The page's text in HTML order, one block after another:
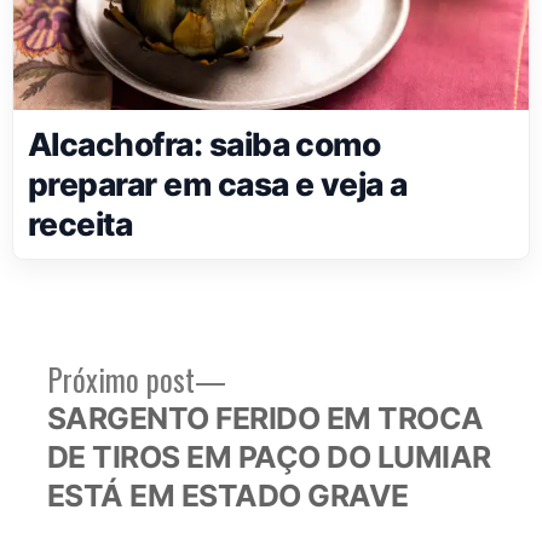
Alcachofra: saiba como
preparar em casa e veja a
receita
Navegação
de
Post
Próximo post
Próximo
post:
SARGENTO FERIDO EM TROCA
DE TIROS EM PAÇO DO LUMIAR
ESTÁ EM ESTADO GRAVE